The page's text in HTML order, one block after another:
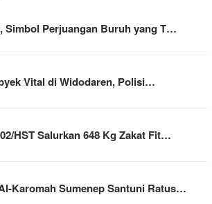
Simbol Perjuangan Buruh yang T…
Vital di Widodaren, Polisi…
HST Salurkan 648 Kg Zakat Fit…
Karomah Sumenep Santuni Ratus…